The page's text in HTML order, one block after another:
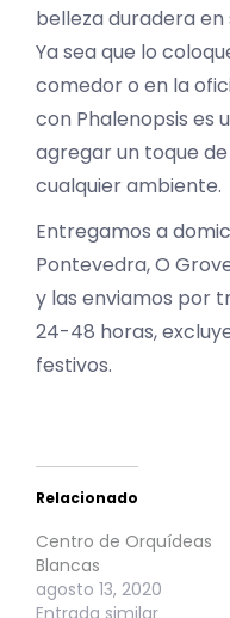
belleza duradera
Ya sea que lo
comedor o en la
con Phalenopsis es
agregar un toque
cualquier ambiente.
Entregamos a
Pontevedra, O
y las enviamos por
24-48 horas,
festivos.
Relacionado
Centro de Orquídeas
Blancas
agosto 13, 2020
Entrada similar